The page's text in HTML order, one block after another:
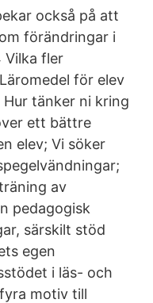
också på att
förändringar i
Vilka fler
för elev
tänker ni kring
ett bättre
elev; Vi söker
av
pedagogisk
särskilt stöd
egen
i läs- och
motiv till